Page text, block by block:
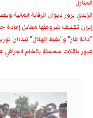
المنازل
الزيدي يزور ديوان الرقابة المالية
إيران تكشف شروطها مقابل إعادة
"دانة غاز" و"نفط الهلال" تبدءان
عبور ناقلات محملة بالخام